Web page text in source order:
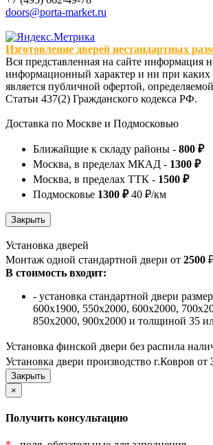
doors@porta-market.ru
Изготовление дверей нестандартных
Вся представленная на сайте информация
информационный характер и ни при каких
является публичной офертой,
Статьи 437(2) Гражданского кодекса РФ.
Доставка по Москве и Подмосковью
Ближайщие к складу районы - 800 ₽
Москва, в пределах МКАД - 1300 ₽
Москва, в пределах ТТК - 1500 ₽
Подмосковье 1300 ₽40 ₽/км
Установка дверей
Монтаж одной стандартной двери от 2500
В стоимость входит:
- установка стандартной двери
600х1900, 550х2000, 600х2000,
850х2000, 900х2000 и толщиной 35
Установка финской двери без распила
Установка двери производство г.Ковров от
×
Получить консультацию